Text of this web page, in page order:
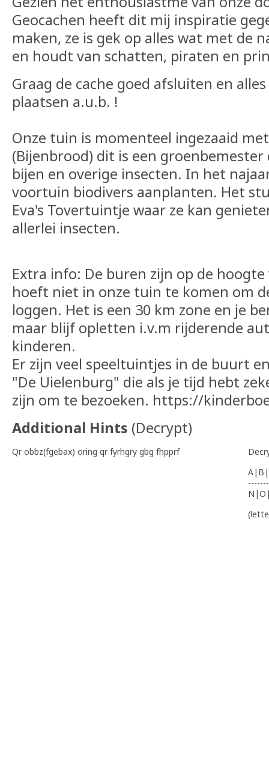
Geocachen heeft dit mij inspiratie
maken, ze is gek op alles wat met de
en houdt van schatten, piraten en
Graag de cache goed afsluiten en
plaatsen a.u.b. !
Onze tuin is momenteel ingezaaid
(Bijenbrood) dit is een groenbemester
bijen en overige insecten. In het
voortuin biodivers aanplanten. Het
Eva's Tovertuintje waar ze kan
allerlei insecten.
Extra info: De buren zijn op de hoogte
hoeft niet in onze tuin te komen om
loggen. Het is een 30 km zone en je
maar blijf opletten i.v.m rijderende
kinderen.
Er zijn veel speeltuintjes in de buurt
"De Uielenburg" die als je tijd hebt
zijn om te bezoeken. https://
Additional Hints (Decrypt)
Qr obbz(fgebax) oring qr fyrhgry gbg fhpprf